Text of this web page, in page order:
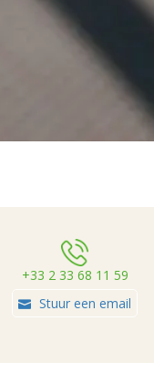
+33 2 33 68 11 59
Stuur een email